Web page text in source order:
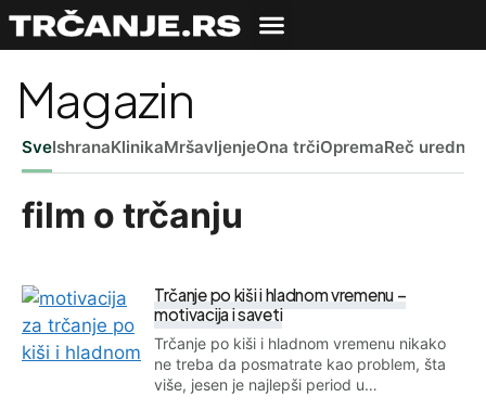
Magazin
SveIshranaKlinikaMršavljenjeOna trčiOpremaReč
film o trčanju
Trčanje po kiši i hladnom vremenu –
motivacija i saveti
Trčanje po kiši i hladnom vremenu nikako
ne treba da posmatrate kao problem, šta
više, jesen je najlepši period u…